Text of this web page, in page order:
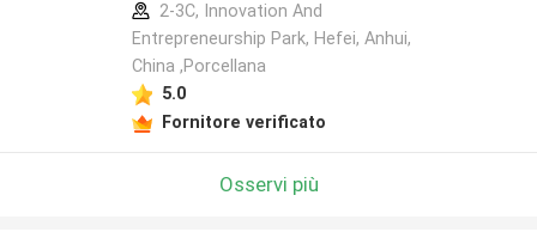
2-3C, Innovation And
Entrepreneurship Park, Hefei, Anhui,
China ,Porcellana
5.0
Fornitore verificato
Osservi più